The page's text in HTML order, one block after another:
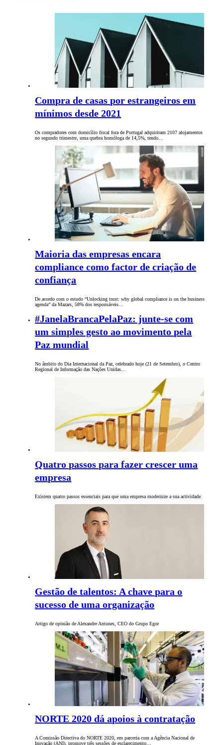
Compra de casas por estrangeiros em
mínimos desde 2021
Os compradores com domicílio fiscal fora de Portugal adquiriram 2107 alojamentos
no segundo trimestre, uma quebra homóloga de 14,5%, tendo…
Maioria das empresas encara
compliance como factor de criação de
confiança
De acordo com o estudo “Unlocking trust: why global compliance is on the business
agenda” da Mazars, 58% dos responsáveis…
#JanelaBrancaPelaPaz: junte-se com
um simples gesto ao movimento pela
Paz mundial
No âmbito do Dia Internacional da Paz, celebrado hoje (21 de Setembro), o Centro
Regional de Informação das Nações Unidas…
Quatro passos para fazer crescer uma
empresa
Existem quatro passos essenciais para que uma empresa modernize a sua actividade.
Gestão de talentos: A chave para o
sucesso de uma organização
Artigo de opinião de Alexandre Antunes, CEO do Grupo Egor
NORTE 2020 dá apoios à contratação
A Comissão Directiva do NORTE 2020, em parceria com a Agência Nacional de
Inovação (ANI), promove três sessões de esclarecimento…